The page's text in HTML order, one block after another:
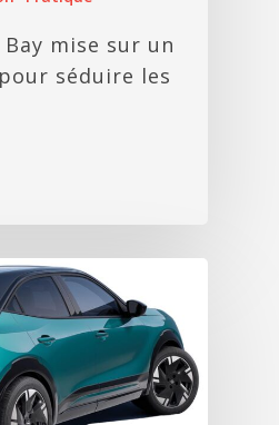
mise sur un
séduire les